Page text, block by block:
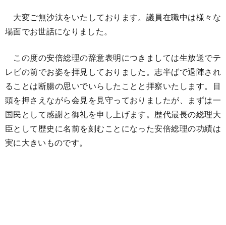
大変ご無沙汰をいたしております。議員在職中は様々な
場面でお世話になりました。
この度の安倍総理の辞意表明につきましては生放送でテ
レビの前でお姿を拝見しておりました。志半ばで退陣され
ることは断腸の思いでいらしたことと拝察いたします。目
頭を押さえながら会見を見守っておりましたが、まずは一
国民として感謝と御礼を申し上げます。歴代最長の総理大
臣として歴史に名前を刻むことになった安倍総理の功績は
実に大きいものです。